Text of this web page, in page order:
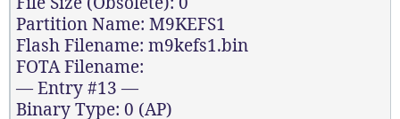
Partition Name: M9KEFS1
Flash Filename: m9kefs1.bin
FOTA Filename:
— Entry #13 —
Binary Type: 0 (AP)